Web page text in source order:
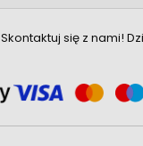
Skontaktuj się z nami!